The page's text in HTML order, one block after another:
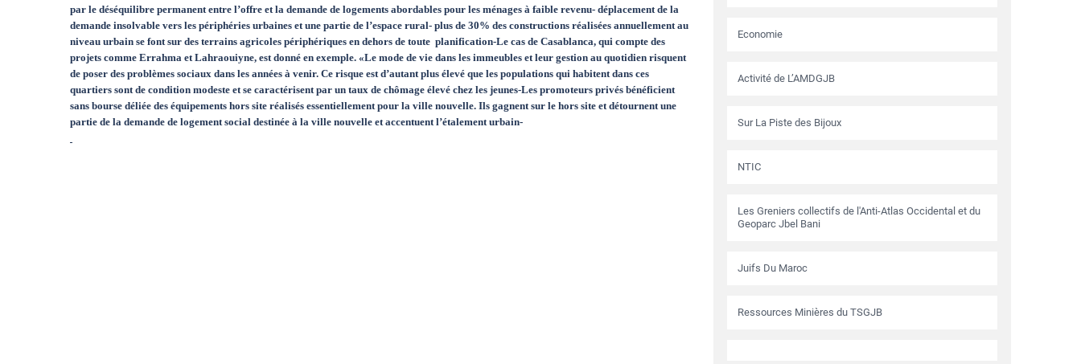
par le déséquilibre permanent entre l’offre et la demande de logements abordables pour les ménages à faible revenu- déplacement de la
demande insolvable vers les périphéries urbaines et une partie de l’espace rural- plus de 30% des constructions réalisées annuellement au
niveau urbain se font sur des terrains agricoles périphériques en dehors de toute planification-Le cas de Casablanca, qui compte des
projets comme Errahma et Lahraouiyne, est donné en exemple. «Le mode de vie dans les immeubles et leur gestion au quotidien risquent
de poser des problèmes sociaux dans les années à venir. Ce risque est d’autant plus élevé que les populations qui habitent dans ces
quartiers sont de condition modeste et se caractérisent par un taux de chômage élevé chez les jeunes-Les promoteurs privés bénéficient
sans bourse déliée des équipements hors site réalisés essentiellement pour la ville nouvelle. Ils gagnent sur le hors site et détournent une
partie de la demande de logement social destinée à la ville nouvelle et accentuent l’étalement urbain-
Economie
Activité de L’AMDGJB
Sur La Piste des Bijoux
NTIC
Les Greniers collectifs de l'Anti-Atlas Occidental et du
Geoparc Jbel Bani
Juifs Du Maroc
Ressources Minières du TSGJB